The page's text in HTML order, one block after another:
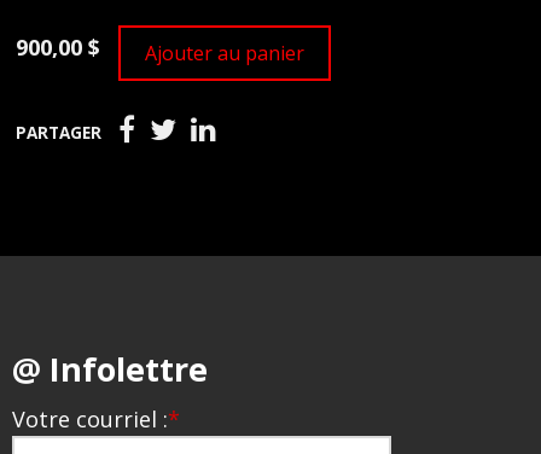
900,00 $ Ajouter au panier
PARTAGER
@ Infolettre
Votre courriel :*